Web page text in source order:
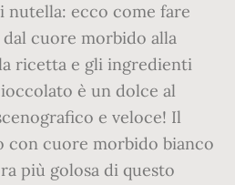
ecco come fare
cuore morbido alla
ricetta e gli ingredienti
è un dolce al
e veloce! Il
cuore morbido bianco
più golosa di questo